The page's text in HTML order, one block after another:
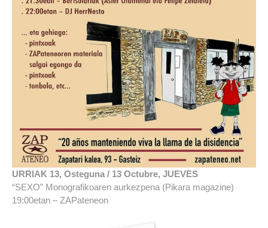
URRIAK 13, Osteguna / 13 Octubre, JUEVES
“SEXO” Monografikoaren aurkezpena (Pikara magazine)
19:00etan – ZAPateneon